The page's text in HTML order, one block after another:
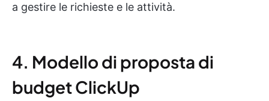
a gestire le richieste e le attività.
4. Modello di proposta di
budget ClickUp